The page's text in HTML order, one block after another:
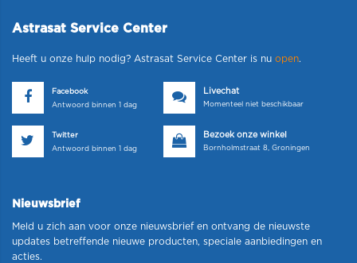
Astrasat Service Center
Heeft u onze hulp nodig? Astrasat Service Center is nu open.
Facebook
Antwoord binnen 1 dag
Livechat
Momenteel niet beschikbaar
Twitter
Antwoord binnen 1 dag
Bezoek onze winkel
Bornholmstraat 8, Groningen
Nieuwsbrief
Meld u zich aan voor onze nieuwsbrief en ontvang de nieuwste
updates betreffende nieuwe producten, speciale aanbiedingen en
acties.